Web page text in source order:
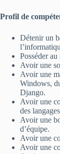
Profil de
Détenir un
Posséder
Avoir une
Avoir une
Windows,
Django.
Avoir une
des
Avoir une
d’équipe.
Avoir une
Avoir une